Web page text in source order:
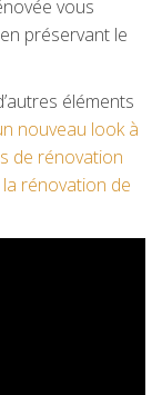
vous
préservant le
éléments
nouveau look à
de rénovation
la rénovation de